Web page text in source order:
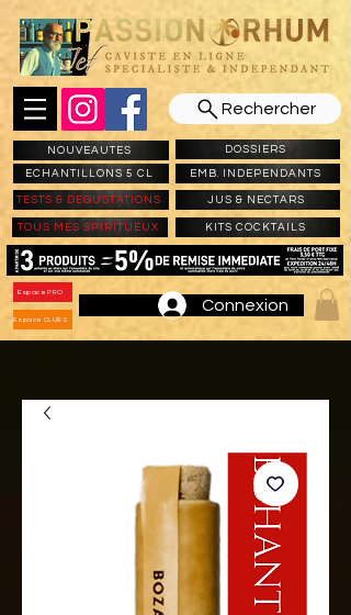
Rechercher
NOUVEAUTES
ECHANTILLONS 5 CL
DOSSIERS
EMB. INDEPENDANTS
TESTS & DEGUSTATIONS JUS & NECTARS
TOUS MES SPIRITUEUX KITS COCKTAILS
Espace PRO
Espace CLUBS
Connexion